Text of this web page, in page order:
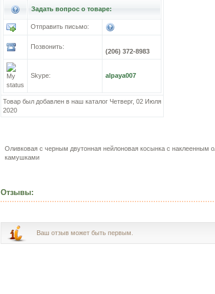
Задать вопрос о товаре:
Отправить письмо:
Позвонить:
(206) 372-8983
Skype: alpaya007
Товар был добавлен в наш каталог Четверг, 02 Июля
2020
Оливковая с черным двутонная нейлоновая косынка с наклеенным
камушками
Отзывы:
Ваш отзыв может быть первым.